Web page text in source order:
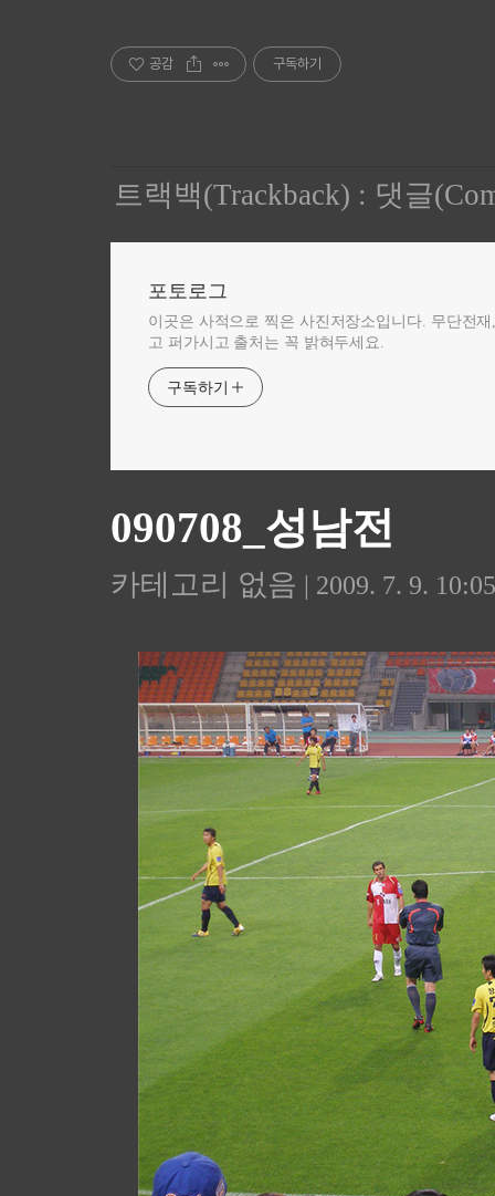
공감 구독하기
트랙백(Trackback) : 댓글
포토로그
이곳은 사적으로 찍은 사진저장소입니다. 무단전
고 퍼가시고 출처는 꼭 밝혀두세요.
구독하기
090708_성남전
카테고리 없음 | 2009. 7. 9. 10:05